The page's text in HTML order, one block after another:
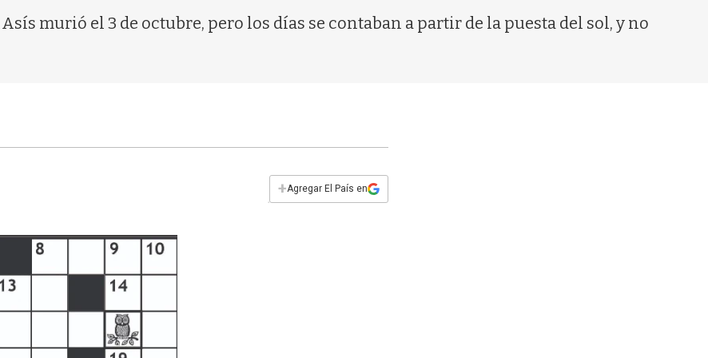
murió el 3 de octubre, pero los días se contaban a partir de la puesta del sol, y no
+Agregar El País en